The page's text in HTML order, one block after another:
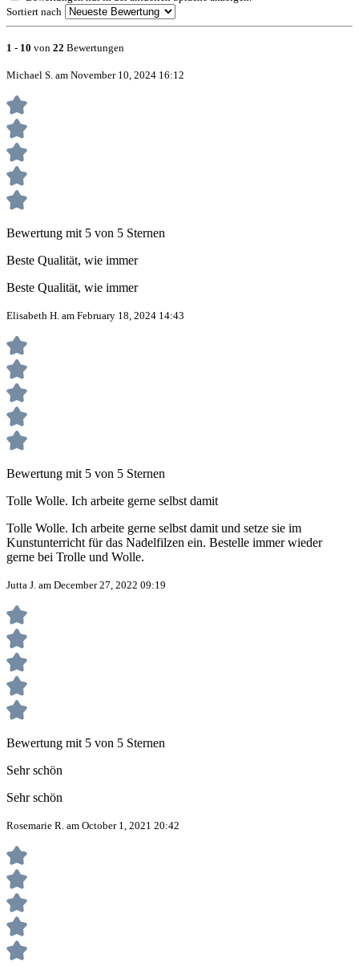
Sortiert nach
1 - 10 von 22 Bewertungen
Michael S. am November 10, 2024 16:12
Bewertung mit 5 von 5 Sternen
Beste Qualität, wie immer
Beste Qualität, wie immer
Elisabeth H. am February 18, 2024 14:43
Bewertung mit 5 von 5 Sternen
Tolle Wolle. Ich arbeite gerne selbst damit
Tolle Wolle. Ich arbeite gerne selbst damit und setze sie im
Kunstunterricht für das Nadelfilzen ein. Bestelle immer wieder
gerne bei Trolle und Wolle.
Jutta J. am December 27, 2022 09:19
Bewertung mit 5 von 5 Sternen
Sehr schön
Sehr schön
Rosemarie R. am October 1, 2021 20:42